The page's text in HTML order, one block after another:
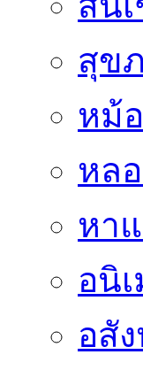
สุข
หม้
หล
หา
อนิ
อสั